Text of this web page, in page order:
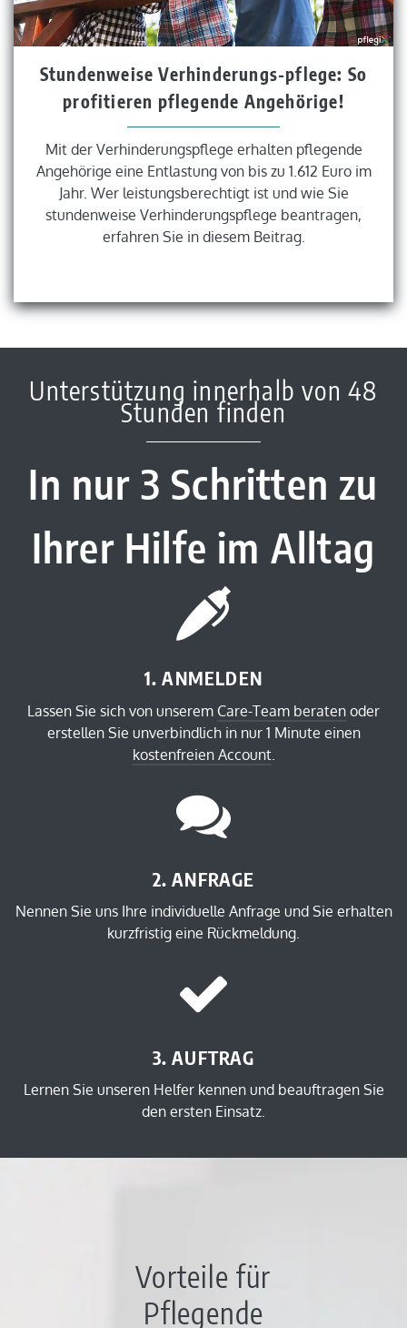
Stundenweise Verhinderungs-pflege: So
profitieren pflegende Angehörige!
Mit der Verhinderungspflege erhalten pflegende
Angehörige eine Entlastung von bis zu 1.612 Euro im
Jahr. Wer leistungsberechtigt ist und wie Sie
stundenweise Verhinderungspflege beantragen,
erfahren Sie in diesem Beitrag.
Unterstützung innerhalb von 48
Stunden finden
In nur 3 Schritten zu
Ihrer Hilfe im Alltag
1. ANMELDEN
Lassen Sie sich von unserem Care-Team beraten oder
erstellen Sie unverbindlich in nur 1 Minute einen
kostenfreien Account.
2. ANFRAGE
Nennen Sie uns Ihre individuelle Anfrage und Sie erhalten
kurzfristig eine Rückmeldung.
3. AUFTRAG
Lernen Sie unseren Helfer kennen und beauftragen Sie
den ersten Einsatz.
Vorteile für
Pflegende